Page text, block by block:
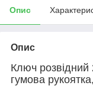
Опис
Опис
Ключ розвідний
гумова